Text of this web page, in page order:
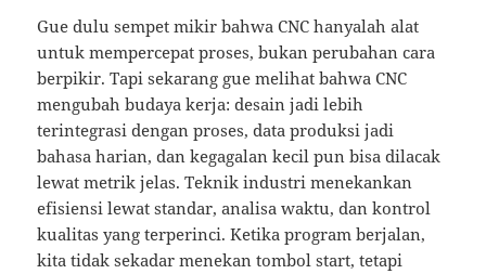
Gue dulu sempet mikir bahwa CNC hanyalah alat
untuk mempercepat proses, bukan perubahan cara
berpikir. Tapi sekarang gue melihat bahwa CNC
mengubah budaya kerja: desain jadi lebih
terintegrasi dengan proses, data produksi jadi
bahasa harian, dan kegagalan kecil pun bisa dilacak
lewat metrik jelas. Teknik industri menekankan
efisiensi lewat standar, analisa waktu, dan kontrol
kualitas yang terperinci. Ketika program berjalan,
kita tidak sekadar menekan tombol start, tetapi